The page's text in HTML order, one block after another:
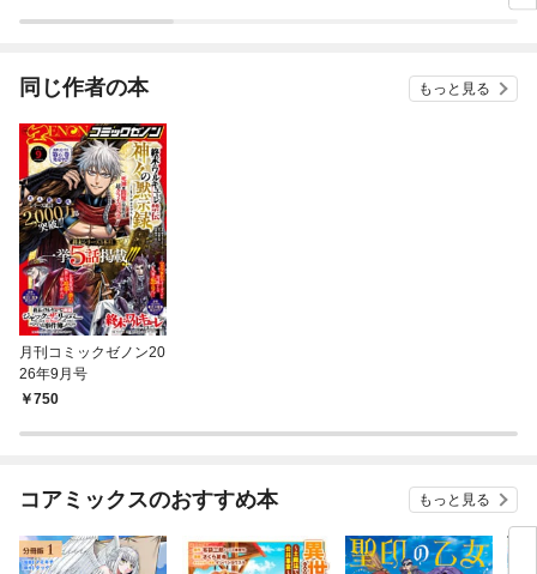
同じ作者の本 もっと見る
月刊コミックゼノン20
26年9月号
750
コアミックスのおすすめ本 もっと見る